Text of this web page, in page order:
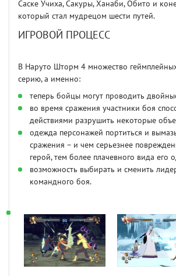
Саске Учиха, Сакуры, Ханаби, Обито и
который стал мудрецом шести путей.
ИГРОВОЙ ПРОЦЕСС
В Наруто Шторм 4 множество
серию, а именно:
теперь бойцы могут проводить
во время сражения участники боя
действиями разрушить некоторые
одежда персонажей портиться и
сражения – и чем серьезнее
герой, тем более плачевного вида его
возможность выбирать и сменить
командного боя.